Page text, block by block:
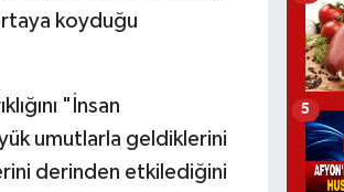
koyduğu
"İnsan
umutlarla geldiklerini
derinden etkilediğini
5